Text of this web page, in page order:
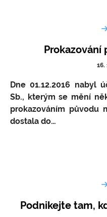
Prokazování
16.
Dne 01.12.2016 nabyl
Sb., kterým se mění
prokazováním původu
dostala do…
Podnikejte tam,